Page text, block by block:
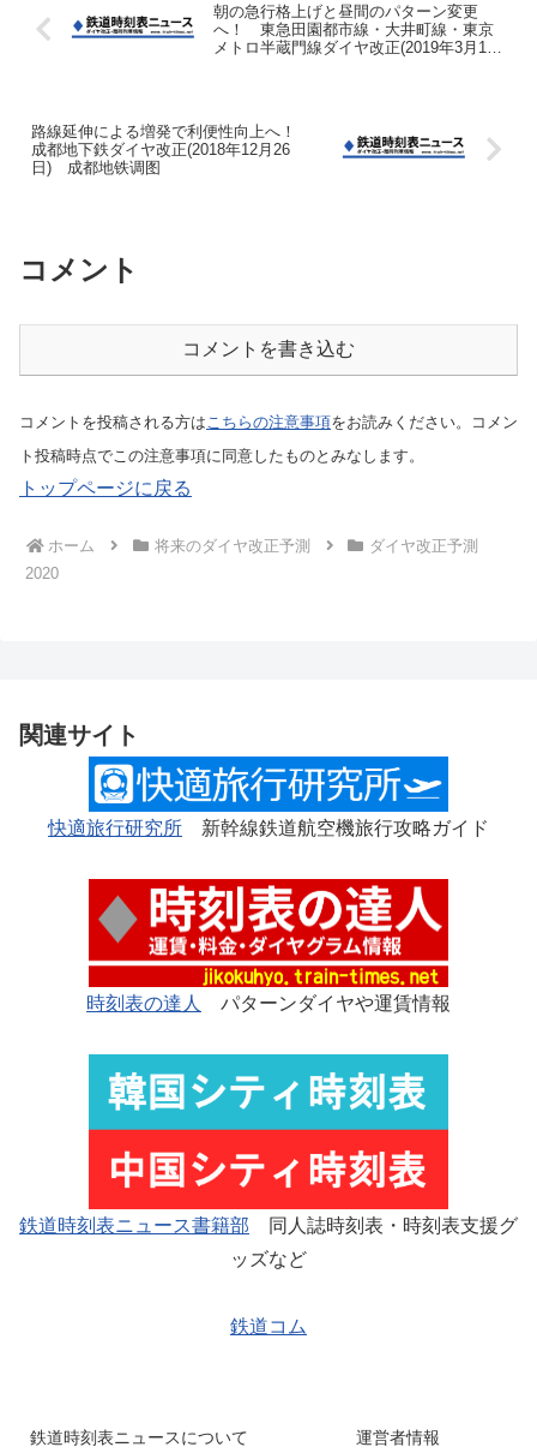
朝の急行格上げと昼間のパターン変更
へ！ 東急田園都市線・大井町線・東京
メトロ半蔵門線ダイヤ改正(2019年3月16
路線延伸による増発で利便性向上へ！
成都地下鉄ダイヤ改正(2018年12月26
日) 成都地铁调图
コメント
コメントを書き込む
コメントを投稿される方は こちらの注意事項をお読みください。コメン
ト投稿時点でこの注意事項に同意したものとみなします。
トップページに戻る
ホーム 将来のダイヤ改正予測
ダイヤ改正予測
2020
関連サイト
快適旅行研究所 新幹線鉄道航空機旅行攻略ガイド
時刻表の達人 パターンダイヤや運賃情報
鉄道時刻表ニュース書籍部 同人誌時刻表・時刻表支援グ
ッズなど
鉄道コム
鉄道時刻表ニュースについて 運営者情報